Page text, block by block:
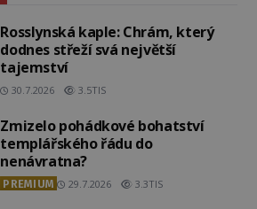
Rosslynská kaple: Chrám, který
dodnes střeží svá největší
tajemství
30.7.2026 3.5TIS
Zmizelo pohádkové bohatství
templářského řádu do
nenávratna?
PREMIUM 29.7.2026 3.3TIS